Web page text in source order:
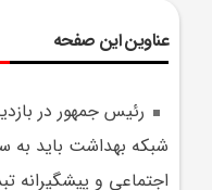
عناوین این صفحه
رئيس جمهور در
شبکه بهداشت بايد
اجتماعي و پيشگيرانه